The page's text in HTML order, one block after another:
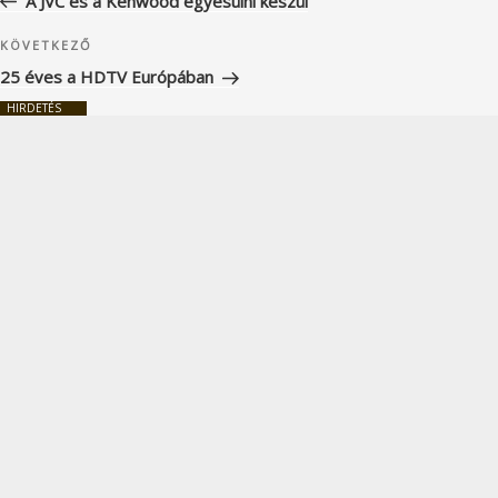
Következő
bejegyzés
KÖVETKEZŐ
25 éves a HDTV Európában
HIRDETÉS